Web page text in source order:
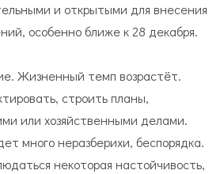
и открытыми для внесения
особенно ближе к 28 декабря.
Жизненный темп возрастёт.
строить планы,
или хозяйственными делами.
много неразберихи, беспорядка.
некоторая настойчивость,